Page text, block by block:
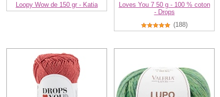
Loopy Wow de 150 gr - Katia
Loves You 7 50 g - 100 % coton
- Drops
(188)